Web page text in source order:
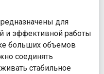
для
и эффективной работы
больших объемов
соединять
стабильное